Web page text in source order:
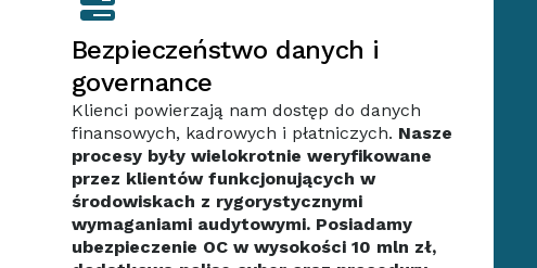
Bezpieczeństwo danych i
governance
Klienci powierzają nam dostęp do danych
finansowych, kadrowych i płatniczych. Nasze
procesy były wielokrotnie weryfikowane
przez klientów funkcjonujących w
środowiskach z rygorystycznymi
wymaganiami audytowymi. Posiadamy
ubezpieczenie OC w wysokości 10 mln zł,